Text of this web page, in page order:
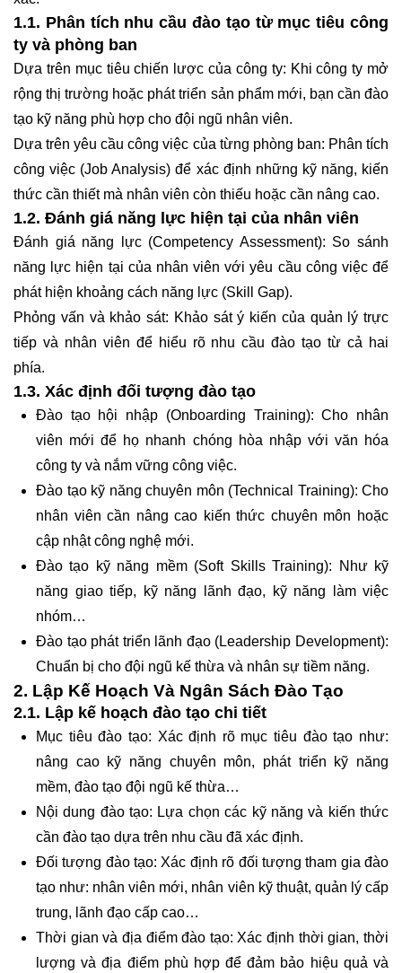
1.1. Phân tích nhu cầu đào tạo từ mục tiêu công
ty và phòng ban
Dựa trên mục tiêu chiến lược của công ty: Khi công ty mở
rộng thị trường hoặc phát triển sản phẩm mới, bạn cần đào
tạo kỹ năng phù hợp cho đội ngũ nhân viên.
Dựa trên yêu cầu công việc của từng phòng ban: Phân tích
công việc (Job Analysis) để xác định những kỹ năng, kiến
thức cần thiết mà nhân viên còn thiếu hoặc cần nâng cao.
1.2. Đánh giá năng lực hiện tại của nhân viên
Đánh giá năng lực (Competency Assessment): So sánh
năng lực hiện tại của nhân viên với yêu cầu công việc để
phát hiện khoảng cách năng lực (Skill Gap).
Phỏng vấn và khảo sát: Khảo sát ý kiến của quản lý trực
tiếp và nhân viên để hiểu rõ nhu cầu đào tạo từ cả hai
phía.
1.3. Xác định đối tượng đào tạo
Đào tạo hội nhập (Onboarding Training): Cho nhân
viên mới để họ nhanh chóng hòa nhập với văn hóa
công ty và nắm vững công việc.
Đào tạo kỹ năng chuyên môn (Technical Training): Cho
nhân viên cần nâng cao kiến thức chuyên môn hoặc
cập nhật công nghệ mới.
Đào tạo kỹ năng mềm (Soft Skills Training): Như kỹ
năng giao tiếp, kỹ năng lãnh đạo, kỹ năng làm việc
nhóm…
Đào tạo phát triển lãnh đạo (Leadership Development):
Chuẩn bị cho đội ngũ kế thừa và nhân sự tiềm năng.
2. Lập Kế Hoạch Và Ngân Sách Đào Tạo
2.1. Lập kế hoạch đào tạo chi tiết
Mục tiêu đào tạo: Xác định rõ mục tiêu đào tạo như:
nâng cao kỹ năng chuyên môn, phát triển kỹ năng
mềm, đào tạo đội ngũ kế thừa…
Nội dung đào tạo: Lựa chọn các kỹ năng và kiến thức
cần đào tạo dựa trên nhu cầu đã xác định.
Đối tượng đào tạo: Xác định rõ đối tượng tham gia đào
tạo như: nhân viên mới, nhân viên kỹ thuật, quản lý cấp
trung, lãnh đạo cấp cao…
Thời gian và địa điểm đào tạo: Xác định thời gian, thời
lượng và địa điểm phù hợp để đảm bảo hiệu quả và